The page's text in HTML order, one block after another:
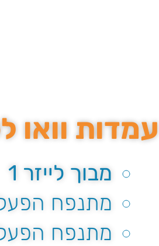
עמדות וואו
מבוך לייזר 1
מתנפח
מתנפח